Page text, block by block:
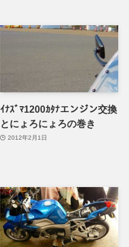
ｲﾅｽﾞﾏ1200ｶﾀﾅエンジン交換
とにょろにょろの巻き
2012年2月1日